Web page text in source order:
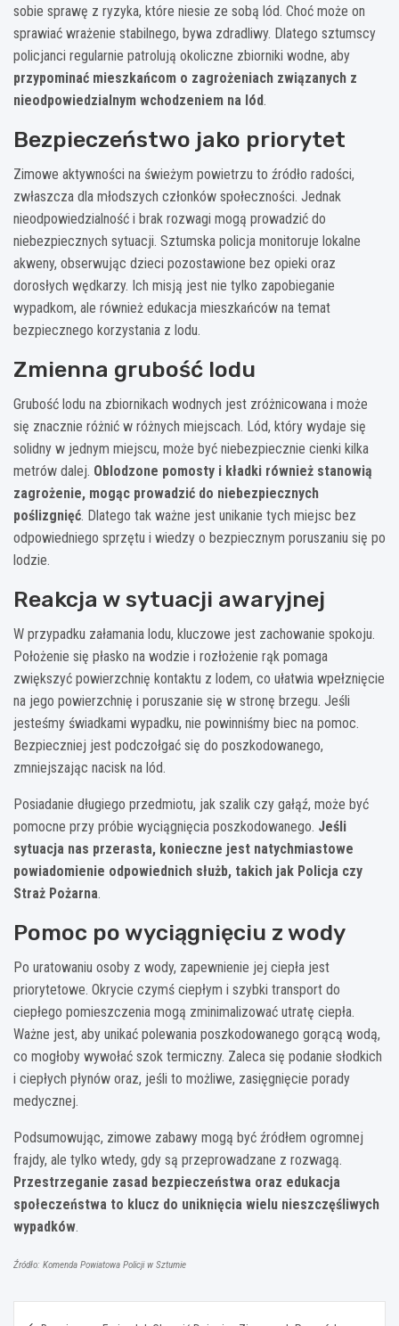
sobie sprawę z ryzyka, które niesie ze sobą lód. Choć może on
sprawiać wrażenie stabilnego, bywa zdradliwy. Dlatego sztumscy
policjanci regularnie patrolują okoliczne zbiorniki wodne, aby
przypominać mieszkańcom o zagrożeniach związanych z
nieodpowiedzialnym wchodzeniem na lód.
Bezpieczeństwo jako priorytet
Zimowe aktywności na świeżym powietrzu to źródło radości,
zwłaszcza dla młodszych członków społeczności. Jednak
nieodpowiedzialność i brak rozwagi mogą prowadzić do
niebezpiecznych sytuacji. Sztumska policja monitoruje lokalne
akweny, obserwując dzieci pozostawione bez opieki oraz
dorosłych wędkarzy. Ich misją jest nie tylko zapobieganie
wypadkom, ale również edukacja mieszkańców na temat
bezpiecznego korzystania z lodu.
Zmienna grubość lodu
Grubość lodu na zbiornikach wodnych jest zróżnicowana i może
się znacznie różnić w różnych miejscach. Lód, który wydaje się
solidny w jednym miejscu, może być niebezpiecznie cienki kilka
metrów dalej. Oblodzone pomosty i kładki również stanowią
zagrożenie, mogąc prowadzić do niebezpiecznych
poślizgnięć. Dlatego tak ważne jest unikanie tych miejsc bez
odpowiedniego sprzętu i wiedzy o bezpiecznym poruszaniu się po
lodzie.
Reakcja w sytuacji awaryjnej
W przypadku załamania lodu, kluczowe jest zachowanie spokoju.
Położenie się płasko na wodzie i rozłożenie rąk pomaga
zwiększyć powierzchnię kontaktu z lodem, co ułatwia wpełznięcie
na jego powierzchnię i poruszanie się w stronę brzegu. Jeśli
jesteśmy świadkami wypadku, nie powinniśmy biec na pomoc.
Bezpieczniej jest podczołgać się do poszkodowanego,
zmniejszając nacisk na lód.
Posiadanie długiego przedmiotu, jak szalik czy gałąź, może być
pomocne przy próbie wyciągnięcia poszkodowanego. Jeśli
sytuacja nas przerasta, konieczne jest natychmiastowe
powiadomienie odpowiednich służb, takich jak Policja czy
Straż Pożarna.
Pomoc po wyciągnięciu z wody
Po uratowaniu osoby z wody, zapewnienie jej ciepła jest
priorytetowe. Okrycie czymś ciepłym i szybki transport do
ciepłego pomieszczenia mogą zminimalizować utratę ciepła.
Ważne jest, aby unikać polewania poszkodowanego gorącą wodą,
co mogłoby wywołać szok termiczny. Zaleca się podanie słodkich
i ciepłych płynów oraz, jeśli to możliwe, zasięgnięcie porady
medycznej.
Podsumowując, zimowe zabawy mogą być źródłem ogromnej
frajdy, ale tylko wtedy, gdy są przeprowadzane z rozwagą.
Przestrzeganie zasad bezpieczeństwa oraz edukacja
społeczeństwa to klucz do uniknięcia wielu nieszczęśliwych
wypadków.
Źródło: Komenda Powiatowa Policji w Sztumie